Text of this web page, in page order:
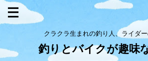
クラクラ生まれの釣り人、ライダ
釣りとバイクが趣味